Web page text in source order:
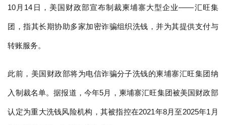
10月14日，美国财政部宣布制裁柬埔寨大型企业——汇旺集
团，指其长期协助多家加密诈骗组织洗钱，并为其提供支付与
转账服务。
此前，美国财政部将为电信诈骗分子洗钱的柬埔寨汇旺集团纳
入制裁名单。据报道，今年5月，柬埔寨汇旺集团被美国财政部
认定为重大洗钱风险机构，其被指控在2021年8月至2025年1月